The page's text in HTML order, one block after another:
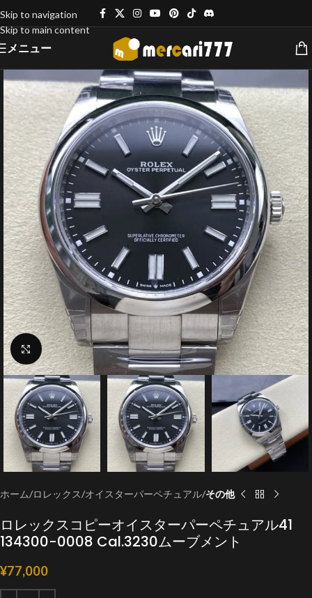
Skip to navigation
Skip to main content
メニュー
クリックで拡大
ホーム ロレックス オイスターパーペチュアル その他
ロレックスコピーオイスターパーペチュアル41
134300-0008 Cal.3230ムーブメント
¥77,000